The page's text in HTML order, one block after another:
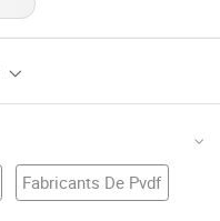
Fabricants De Pvdf